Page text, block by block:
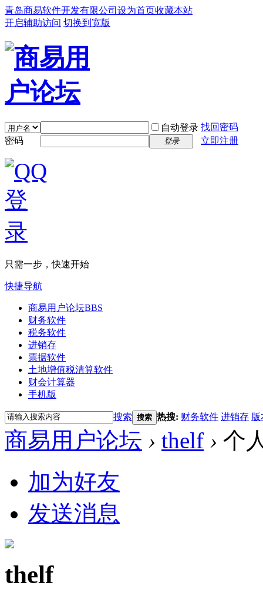
青岛商易软件开发有限公司 设为首页收藏本站
开启辅助访问 切换到宽版
自动登录 找回密码
密码
登录 立即注册
只需一步，快速开始
快捷导航
商易用户论坛BBS
财务软件
税务软件
进销存
票据软件
土地增值税清算软件
财会计算器
手机版
搜索 搜索 热搜: 财务软件 进销存 版
商易用户论坛 › thelf › 个
加为好友
发送消息
thelf